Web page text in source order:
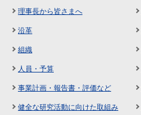
理事長から皆さまへ
沿革
組織
人員・予算
事業計画・報告書・評価など
健全な研究活動に向けた取組み